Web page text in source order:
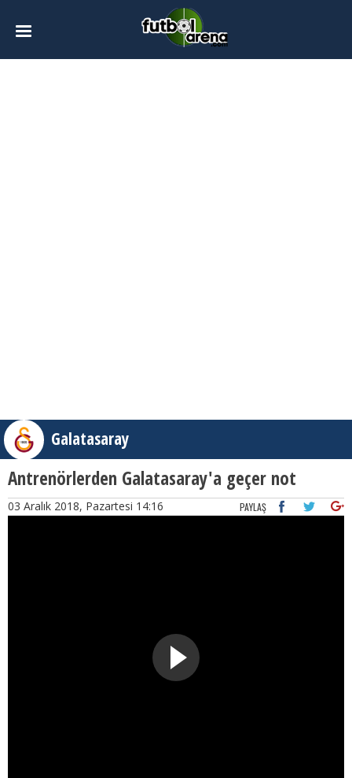
Galatasaray
Antrenörlerden Galatasaray'a geçer not
03 Aralık 2018, Pazartesi 14:16 PAYLAŞ